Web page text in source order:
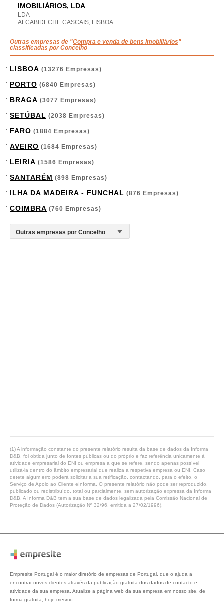
IMOBILIÁRIOS, LDA
LDA
ALCABIDECHE CASCAIS, LISBOA
Outras empresas de "Compra e venda de bens imobiliários"
classificadas por Concelho
LISBOA (13276 Empresas)
PORTO (6840 Empresas)
BRAGA (3077 Empresas)
SETÚBAL (2038 Empresas)
FARO (1884 Empresas)
AVEIRO (1684 Empresas)
LEIRIA (1586 Empresas)
SANTARÉM (898 Empresas)
ILHA DA MADEIRA - FUNCHAL (876 Empresas)
COIMBRA (760 Empresas)
(1) A informação constante do presente relatório resulta da base de dados da Informa
D&B, foi obtida junto de fontes públicas ou do próprio e faz referência unicamente à
atividade empresarial do ENI ou empresa a que se refere, sendo apenas possível
utilizá-la dentro do âmbito empresarial que realiza a respetiva empresa ou ENI. Caso
detete algum erro poderá solicitar a sua retificação, contactando, para o efeito, o
Serviço de Apoio ao Cliente eInforma. O presente relatório não pode ser reproduzido,
publicado ou redistribuído, total ou parcialmente, sem autorização expressa da Informa
D&B. A Informa D&B tem a sua base de dados legalizada pela Comissão Nacional de
Proteção de Dados (Autorização Nº 32/96, emitida a 27/02/1996).
Empresite Portugal é o maior diretório de empresas de Portugal, que o ajuda a
encontrar novos clientes através da publicação gratuita dos dados de contacto e
atividade da sua empresa. Atualize a página web da sua empresa em nosso site, de
forma gratuita, hoje mesmo.